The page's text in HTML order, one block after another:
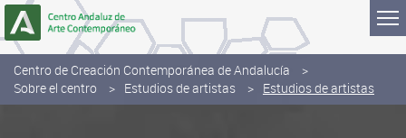
Saltar al contenido
Centro de Creación Contemporánea de Andalucía
Sobre el centro
Estudios de artistas Estudios de artistas